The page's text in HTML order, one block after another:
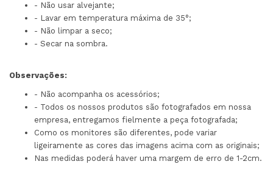
- Não usar alvejante;
- Lavar em temperatura máxima de 35°;
- Não limpar a seco;
- Secar na sombra.
Observações:
- Não acompanha os acessórios;
- Todos os nossos produtos são fotografados em nossa
empresa, entregamos fielmente a peça fotografada;
Como os monitores são diferentes, pode variar
ligeiramente as cores das imagens acima com as originais;
Nas medidas poderá haver uma margem de erro de 1-2cm.